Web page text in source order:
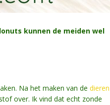
kunnen de meiden wel
Na het maken van de dieren
over. Ik vind dat echt zonde